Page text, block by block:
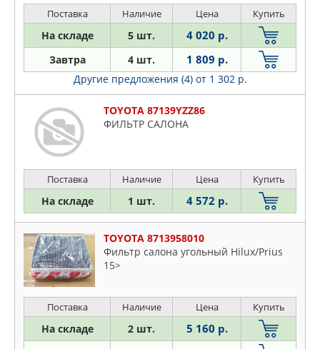
Поставка Наличие Цена Купить
На складе 5 шт. 4 020 р.
Завтра 4 шт. 1 809 р.
Другие предложения (4) от 1 302 р.
TOYOTA 87139YZZ86
ФИЛЬТР САЛОНА
Поставка Наличие Цена Купить
На складе 1 шт. 4 572 р.
TOYOTA 8713958010
Фильтр салона угольный Hilux/Prius
15>
Поставка Наличие Цена Купить
На складе 2 шт. 5 160 р.